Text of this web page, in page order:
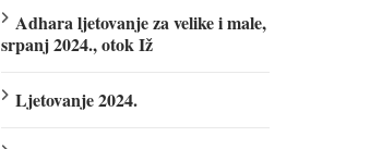
Adhara ljetovanje za velike i male,
srpanj 2024., otok Iž
Ljetovanje 2024.